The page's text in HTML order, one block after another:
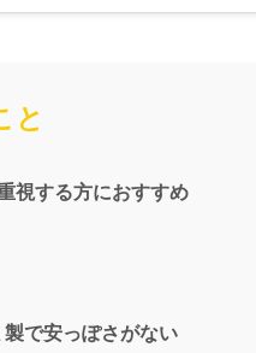
と
視する方におすすめ
製で安っぽさがない